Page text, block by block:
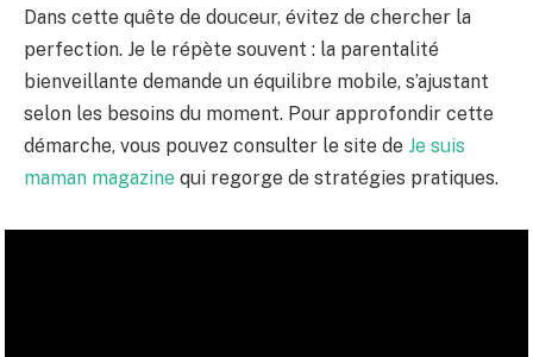
Dans cette quête de douceur, évitez de chercher la
perfection. Je le répète souvent : la parentalité
bienveillante demande un équilibre mobile, s’ajustant
selon les besoins du moment. Pour approfondir cette
démarche, vous pouvez consulter le site de Je suis
maman magazine qui regorge de stratégies pratiques.